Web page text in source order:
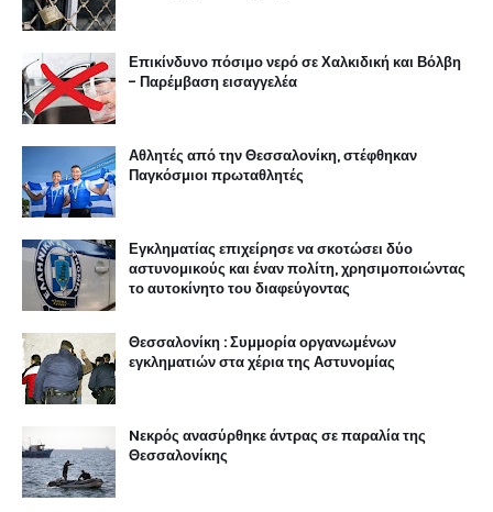
Επικίνδυνο πόσιμο νερό σε Χαλκιδική και Βόλβη
- Παρέμβαση εισαγγελέα
Αθλητές από την Θεσσαλονίκη, στέφθηκαν
Παγκόσμιοι πρωταθλητές
Εγκληματίας επιχείρησε να σκοτώσει δύο
αστυνομικούς και έναν πολίτη, χρησιμοποιώντας
το αυτοκίνητο του διαφεύγοντας
Θεσσαλονίκη : Συμμορία οργανωμένων
εγκληματιών στα χέρια της Αστυνομίας
Nεκρός ανασύρθηκε άντρας σε παραλία της
Θεσσαλονίκης